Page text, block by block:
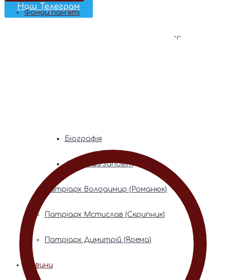
Наш Телеграм
Фонди пам’яті
Митрополита Володимира (Сабодана)
Біографія
Духовний заповіт
Патріарх Володимир (Романюк)
Патріарх Мстислав (Скрипник)
Патріарх Димитрій (Ярема)
Новини